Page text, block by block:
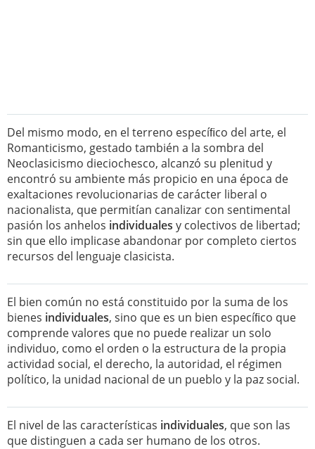
Del mismo modo, en el terreno especíﬁco del arte, el
Romanticismo, gestado también a la sombra del
Neoclasicismo dieciochesco, alcanzó su plenitud y
encontró su ambiente más propicio en una época de
exaltaciones revolucionarias de carácter liberal o
nacionalista, que permitían canalizar con sentimental
pasión los anhelos individuales y colectivos de libertad;
sin que ello implicase abandonar por completo ciertos
recursos del lenguaje clasicista.
El bien común no está constituido por la suma de los
bienes individuales, sino que es un bien especíﬁco que
comprende valores que no puede realizar un solo
individuo, como el orden o la estructura de la propia
actividad social, el derecho, la autoridad, el régimen
político, la unidad nacional de un pueblo y la paz social.
El nivel de las características individuales, que son las
que distinguen a cada ser humano de los otros.